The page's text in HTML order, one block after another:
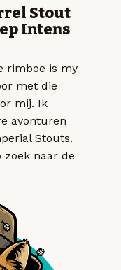
Stout
Intens
rimboe is my
met die
mij. Ik
avonturen
Stouts.
naar de